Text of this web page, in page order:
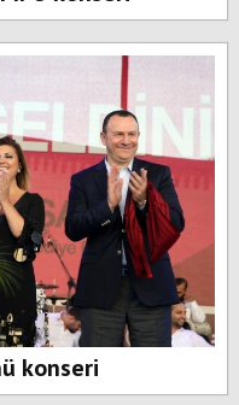
konseri